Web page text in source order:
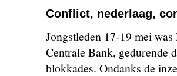
Conflict, nederlaag,
Jongstleden 17-19 mei
Centrale Bank, gedurende
blokkades. Ondanks de